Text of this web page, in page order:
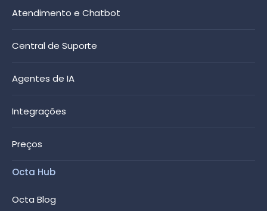
Atendimento e Chatbot
Central de Suporte
Agentes de IA
Integrações
Preços
Octa Hub
Octa Blog